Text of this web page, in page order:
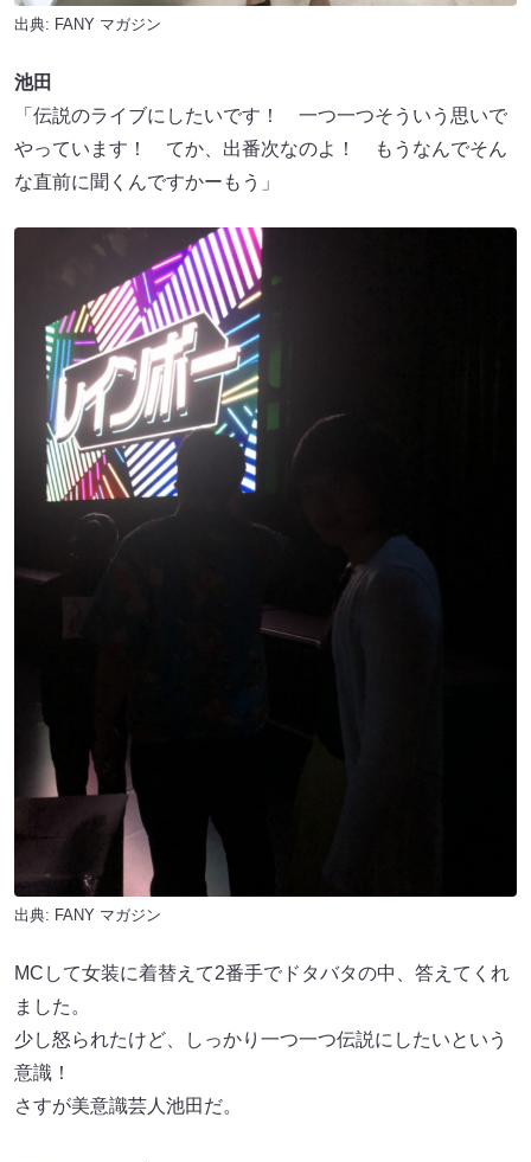
出典: FANY マガジン
池田
「伝説のライブにしたいです！ 一つ一つそういう思いで
やっています！ てか、出番次なのよ！ もうなんでそん
な直前に聞くんですかーもう」
出典: FANY マガジン
MCして女装に着替えて2番手でドタバタの中、答えてくれ
ました。
少し怒られたけど、しっかり一つ一つ伝説にしたいという
意識！
さすが美意識芸人池田だ。